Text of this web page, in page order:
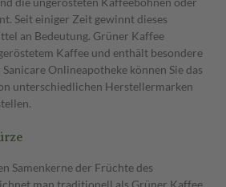
Seit einiger Zeit gewinnt dieses
an Bedeutung. Grüner Kaffee
Kaffee und enthält besondere
Onlineapotheke können Sie das
unterschiedlichen Herstellermarken
Samenkerne der Früchte des
man traditionell als Grüner Kaffee.